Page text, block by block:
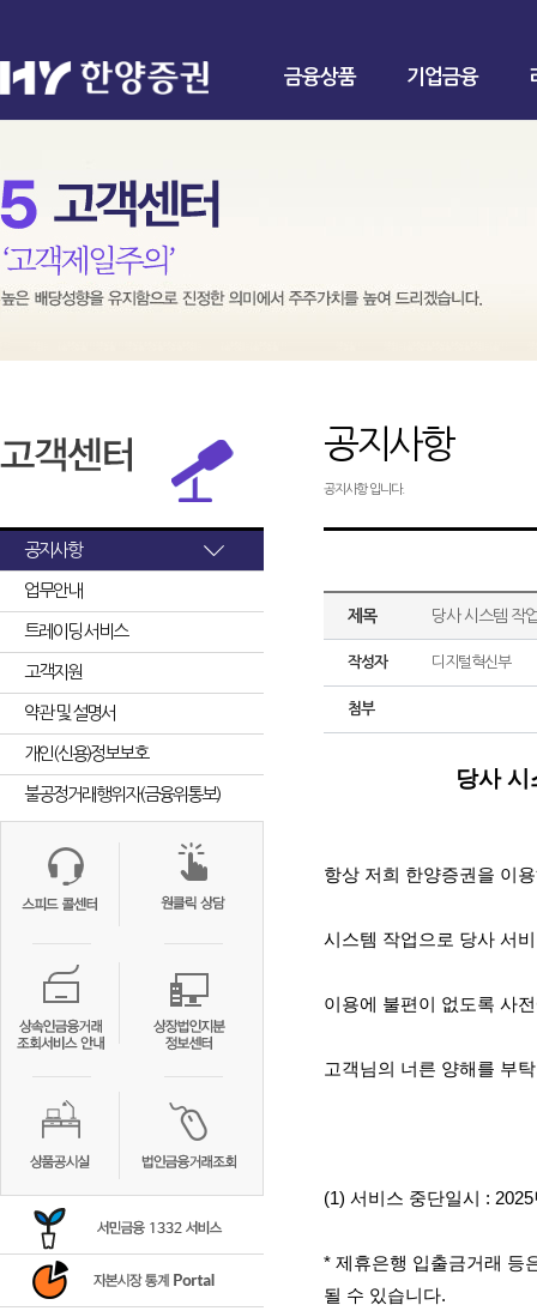
금융상품 기업금융
공지사항
업무안내
트레이딩 서비스
고객지원
약관 및 설명서
개인(신용)정보보호
불공정거래행위자(금융위통보)
공지사항
공지사항 입니다.
제목 당사 시스템 작
작성자 디지털혁신부
첨부
당사
항상 저희 한양증권을 이
시스템 작업으로 당사 서
이용에 불편이 없도록 사
고객님의 너른 양해를 부
(1) 서비스 중단일시 : 2025
* 제휴은행 입출금거래 등
될 수 있습니다.